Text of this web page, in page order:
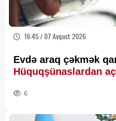
16:45 / 07 Avqust 2026
Evdə araq çəkmək
Hüquqşünaslardan
6